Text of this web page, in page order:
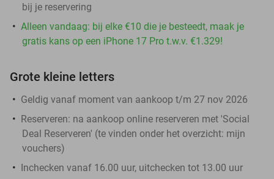
bij je reservering
Alleen vandaag: bij elke €10 die je besteedt, maak je
gratis kans op een iPhone 17 Pro t.w.v. €1.329!
Grote kleine letters
Geldig vanaf moment van aankoop t/m 27 nov 2026
Reserveren: na aankoop online reserveren met 'Social
Deal Reserveren' (te vinden onder het overzicht: mijn
vouchers)
Inchecken vanaf 16.00 uur, uitchecken tot 13.00 uur